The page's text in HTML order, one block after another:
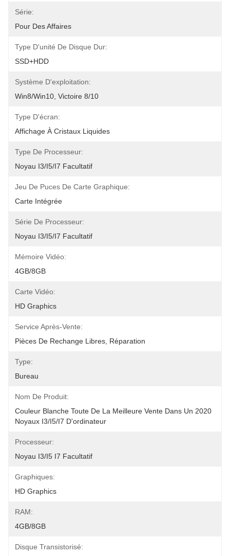
Série:
Pour Des Affaires
Type D'unité De Disque Dur:
SSD+HDD
Système D'exploitation:
Win8/win10, Victoire 8/10
Type D'écran:
Affichage À Cristaux Liquides
Type De Processeur:
Noyau I3/i5/i7 Facultatif
Jeu De Puces De Carte Graphique:
Carte Intégrée
Série De Processeur:
Noyau I3/i5/i7 Facultatif
Mémoire Vidéo:
4GB/8GB
Carte Vidéo:
HD Graphics
Service Après-Vente:
Pièces De Rechange Libres, Réparation
Type:
Bureau
Nom De Produit:
Couleur Blanche Toute De La Meilleure Vente Dans Un 2020
Noyaux I3/i5/i7 D'ordinateur
Processeur:
Noyau I3/I5 I7 Facultatif
Graphiques:
HD Graphics
RAM:
4GB/8GB
Disque Transistorisé: